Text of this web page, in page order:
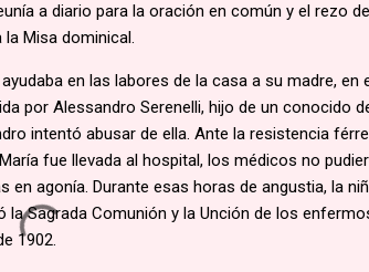
a diario para la oración en común y el rezo del
Misa dominical.
en las labores de la casa a su madre, en
por Alessandro Serenelli, hijo de un conocido
intentó abusar de ella. Ante la resistencia
fue llevada al hospital, los médicos no
en agonía. Durante esas horas de angustia, la
Sagrada Comunión y la Unción de los
1902.